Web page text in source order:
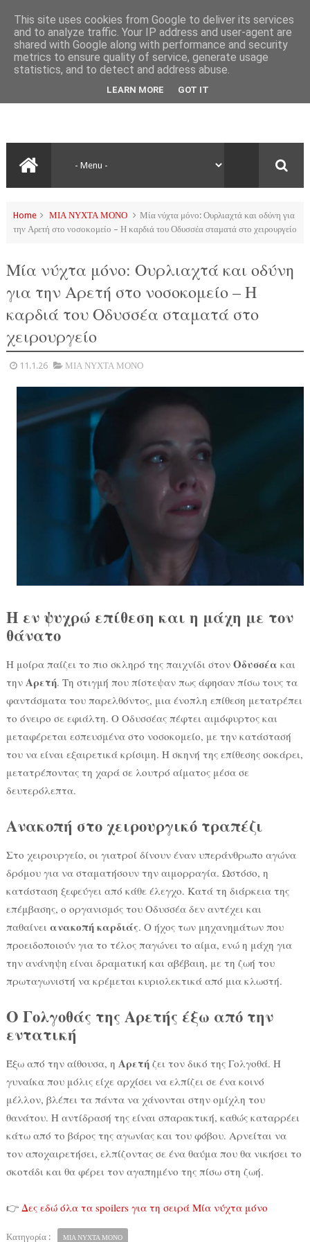
Home ΜΙΑ ΝΥΧΤΑ ΜΟΝΟ
Μία νύχτα μόνο: Ουρλιαχτά και οδύνη για
την Αρετή στο νοσοκομείο – Η καρδιά του Οδυσσέα σταματά στο χειρουργείο
Μία νύχτα μόνο: Ουρλιαχτά και οδύνη
για την Αρετή στο νοσοκομείο – Η
καρδιά του Οδυσσέα σταματά στο
χειρουργείο
11.1.26 ΜΙΑ ΝΥΧΤΑ ΜΟΝΟ
Η εν ψυχρώ επίθεση και η μάχη με τον
θάνατο
Η μοίρα παίζει το πιο σκληρό της παιχνίδι στον Οδυσσέα και
την Αρετή. Τη στιγμή που πίστεψαν πως άφησαν πίσω τους τα
φαντάσματα του παρελθόντος, μια ένοπλη επίθεση μετατρέπει
το όνειρο σε εφιάλτη. Ο Οδυσσέας πέφτει αιμόφυρτος και
μεταφέρεται εσπευσμένα στο νοσοκομείο, με την κατάστασή
του να είναι εξαιρετικά κρίσιμη. Η σκηνή της επίθεσης σοκάρει,
μετατρέποντας τη χαρά σε λουτρό αίματος μέσα σε
δευτερόλεπτα.
Ανακοπή στο χειρουργικό τραπέζι
Στο χειρουργείο, οι γιατροί δίνουν έναν υπεράνθρωπο αγώνα
δρόμου για να σταματήσουν την αιμορραγία. Ωστόσο, η
κατάσταση ξεφεύγει από κάθε έλεγχο. Κατά τη διάρκεια της
επέμβασης, ο οργανισμός του Οδυσσέα δεν αντέχει και
παθαίνει ανακοπή καρδιάς. Ο ήχος των μηχανημάτων που
προειδοποιούν για το τέλος παγώνει το αίμα, ενώ η μάχη για
την ανάνηψη είναι δραματική και αβέβαιη, με τη ζωή του
πρωταγωνιστή να κρέμεται κυριολεκτικά από μια κλωστή.
Ο Γολγοθάς της Αρετής έξω από την
εντατική
Έξω από την αίθουσα, η Αρετήζει τον δικό της Γολγοθά. Η
γυναίκα που μόλις είχε αρχίσει να ελπίζει σε ένα κοινό
μέλλον, βλέπει τα πάντα να χάνονται στην ομίχλη του
θανάτου. Η αντίδρασή της είναι σπαρακτική, καθώς καταρρέει
κάτω από το βάρος της αγωνίας και του φόβου. Αρνείται να
τον αποχαιρετήσει, ελπίζοντας σε ένα θαύμα που θα νικήσει το
σκοτάδι και θα φέρει τον αγαπημένο της πίσω στη ζωή.
👉 Δες εδώ όλα τα spoilers για τη σειρά Μία νύχτα μόνο
Κατηγορία : ΜΙΑ ΝΥΧΤΑ ΜΟΝΟ
This site uses cookies from Google to deliver its services
and to analyze traffic. Your IP address and user-agent are
shared with Google along with performance and security
metrics to ensure quality of service, generate usage
statistics, and to detect and address abuse.
LEARN MORE GOT IT